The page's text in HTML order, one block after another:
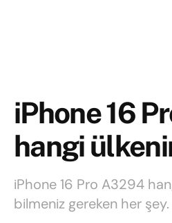
iPhone 16
hangi
iPhone 16 Pro A3294
bilmeniz gereken her şey.